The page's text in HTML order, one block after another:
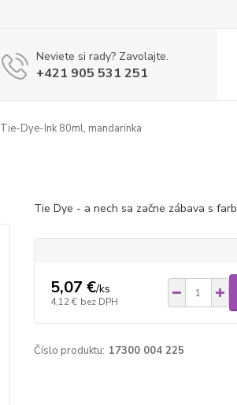
Neviete si rady? Zavolajte.
+421 905 531 251
Tie-Dye-Ink 80ml, mandarinka
Tie Dye - a nech sa začne zábava s
5,07 €/ks
4,12 € bez DPH
Číslo produktu: 17300 004 225